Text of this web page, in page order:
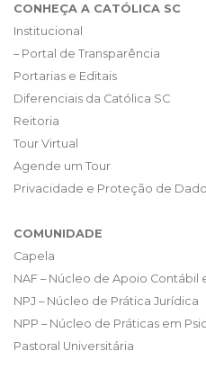
CONHEÇA A CATÓLICA SC
Institucional
– Portal de Transparência
Portarias e Editais
Diferenciais da Católica SC
Reitoria
Tour Virtual
Agende um Tour
Privacidade e Proteção de
COMUNIDADE
Capela
NAF – Núcleo de Apoio Contábil
NPJ – Núcleo de Prática Jurídica
NPP – Núcleo de Práticas em
Pastoral Universitária